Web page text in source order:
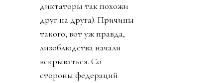
диктаторы так похожи
друг на друга). Причины
такого, вот уж правда,
лизоблюдства начали
вскрываться. Со
стороны федераций